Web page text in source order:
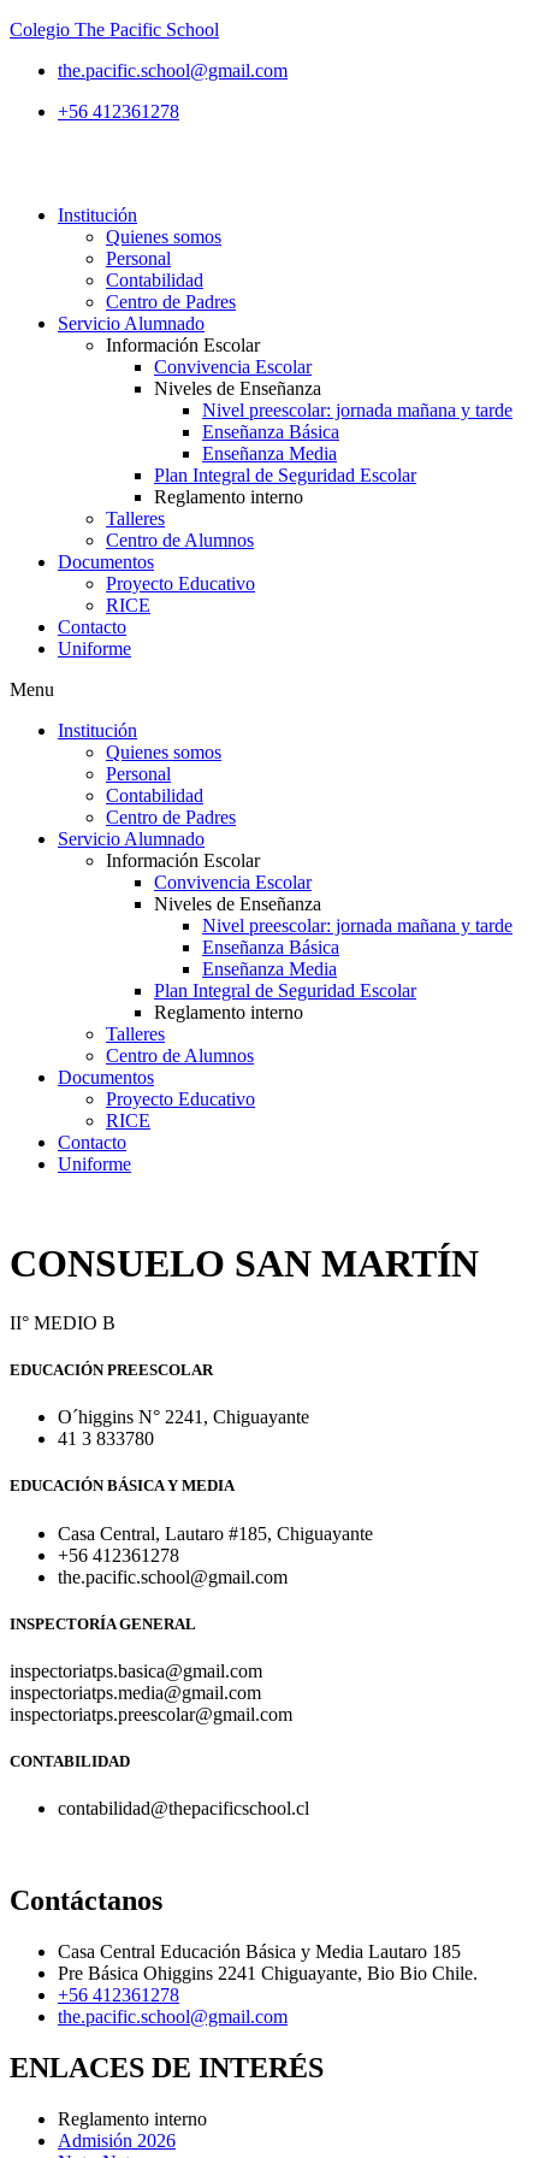
Colegio The Pacific School
the.pacific.school@gmail.com
+56 412361278
Institución
Quienes somos
Personal
Contabilidad
Centro de Padres
Servicio Alumnado
Información Escolar
Convivencia Escolar
Niveles de Enseñanza
Nivel preescolar: jornada mañana y tarde
Enseñanza Básica
Enseñanza Media
Plan Integral de Seguridad Escolar
Reglamento interno
Talleres
Centro de Alumnos
Documentos
Proyecto Educativo
RICE
Contacto
Uniforme
Menu
Institución
Quienes somos
Personal
Contabilidad
Centro de Padres
Servicio Alumnado
Información Escolar
Convivencia Escolar
Niveles de Enseñanza
Nivel preescolar: jornada mañana y tarde
Enseñanza Básica
Enseñanza Media
Plan Integral de Seguridad Escolar
Reglamento interno
Talleres
Centro de Alumnos
Documentos
Proyecto Educativo
RICE
Contacto
Uniforme
CONSUELO SAN MARTÍN
II° MEDIO B
EDUCACIÓN PREESCOLAR
O´higgins N° 2241, Chiguayante
41 3 833780
EDUCACIÓN BÁSICA Y MEDIA
Casa Central, Lautaro #185, Chiguayante
+56 412361278
the.pacific.school@gmail.com
INSPECTORÍA GENERAL
inspectoriatps.basica@gmail.com
inspectoriatps.media@gmail.com
inspectoriatps.preescolar@gmail.com
CONTABILIDAD
contabilidad@thepacificschool.cl
Contáctanos
Casa Central Educación Básica y Media Lautaro 185
Pre Básica Ohiggins 2241 Chiguayante, Bio Bio Chile.
+56 412361278
the.pacific.school@gmail.com
ENLACES DE INTERÉS
Reglamento interno
Admisión 2026